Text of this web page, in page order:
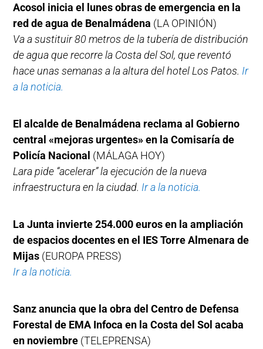
Acosol inicia el lunes obras de emergencia en la
red de agua de Benalmádena (LA OPINIÓN)
Va a sustituir 80 metros de la tubería de distribución
de agua que recorre la Costa del Sol, que reventó
hace unas semanas a la altura del hotel Los Patos. Ir
a la noticia.
El alcalde de Benalmádena reclama al Gobierno
central «mejoras urgentes» en la Comisaría de
Policía Nacional (MÁLAGA HOY)
Lara pide “acelerar” la ejecución de la nueva
infraestructura en la ciudad. Ir a la noticia.
La Junta invierte 254.000 euros en la ampliación
de espacios docentes en el IES Torre Almenara de
Mijas (EUROPA PRESS)
Ir a la noticia.
Sanz anuncia que la obra del Centro de Defensa
Forestal de EMA Infoca en la Costa del Sol acaba
en noviembre (TELEPRENSA)